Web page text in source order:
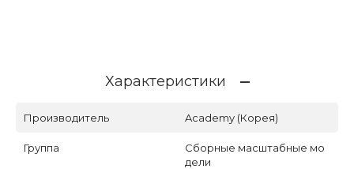
Характеристики
Производитель Academy (Корея)
Группа
Сборные масштабные мо
дели